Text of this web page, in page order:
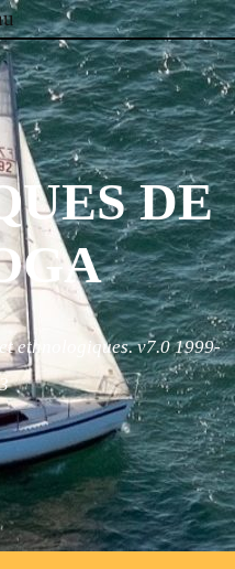
DE
ethnologiques. v7.0 1999-